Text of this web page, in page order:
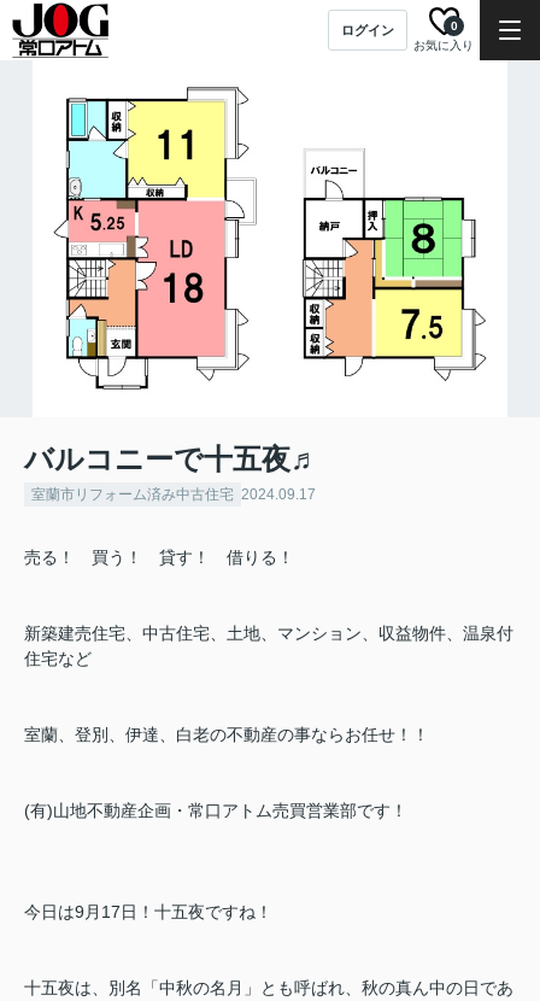
ログイン
お気に入り
0
バルコニーで十五夜♬
室蘭市リフォーム済み中古住宅 2024.09.17
売る！ 買う！ 貸す！ 借りる！
新築建売住宅、中古住宅、土地、マンション、収益物件、温泉付
住宅など
室蘭、登別、伊達、白老の不動産の事ならお任せ！！
(有)山地不動産企画・常口アトム売買営業部です！
今日は9月17日！十五夜ですね！
十五夜は、別名「中秋の名月」とも呼ばれ、秋の真ん中の日であ